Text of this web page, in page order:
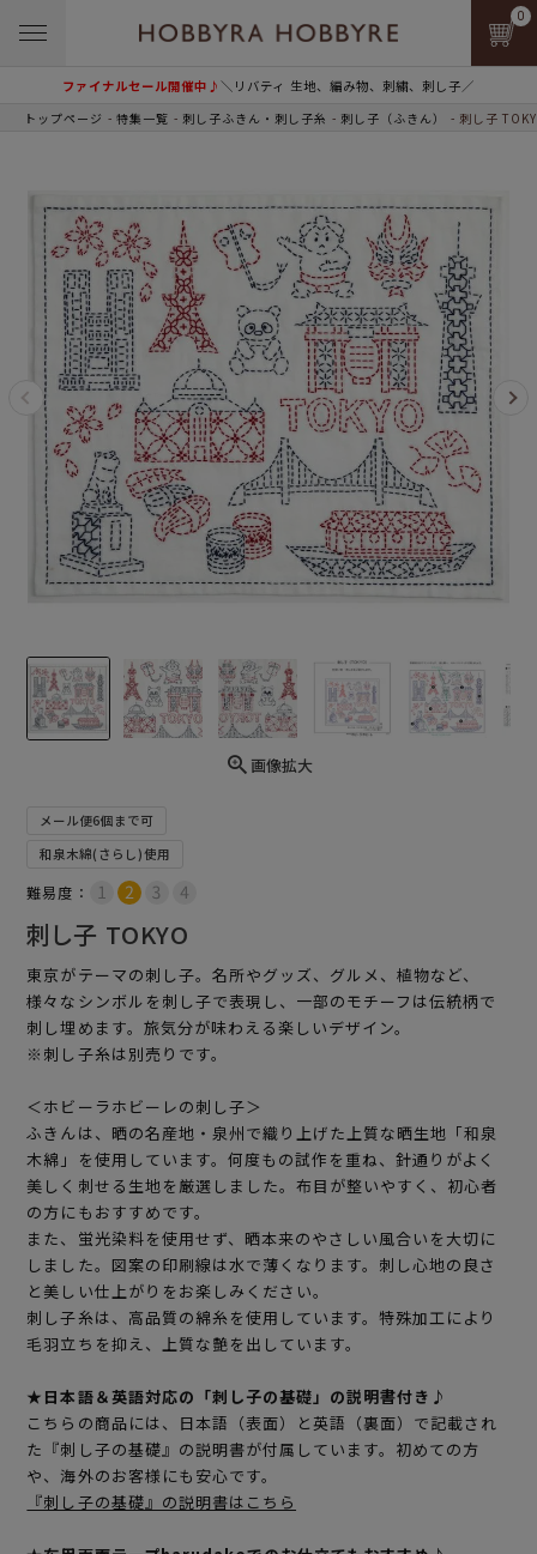
ファイナルセール開催中♪＼リバティ 生地、編み物、刺繍、刺し子／
0
トップページ 特集一覧 刺し子ふきん・刺し子糸 刺し子（ふきん） 刺し子
画像拡大
メール便6個まで可
和泉木綿(さらし)使用
難易度：
刺し子 TOKYO
東京がテーマの刺し子。名所やグッズ、グルメ、植物など、
様々なシンボルを刺し子で表現し、一部のモチーフは伝統柄で
刺し埋めます。旅気分が味わえる楽しいデザイン。
※刺し子糸は別売りです。
＜ホビーラホビーレの刺し子＞
ふきんは、晒の名産地・泉州で織り上げた上質な晒生地「和泉
木綿」を使用しています。何度もの試作を重ね、針通りがよく
美しく刺せる生地を厳選しました。布目が整いやすく、初心者
の方にもおすすめです。
また、蛍光染料を使用せず、晒本来のやさしい風合いを大切に
しました。図案の印刷線は水で薄くなります。刺し心地の良さ
と美しい仕上がりをお楽しみください。
刺し子糸は、高品質の綿糸を使用しています。特殊加工により
毛羽立ちを抑え、上質な艶を出しています。
★日本語＆英語対応の「刺し子の基礎」の説明書付き♪
こちらの商品には、日本語（表面）と英語（裏面）で記載され
た『刺し子の基礎』の説明書が付属しています。初めての方
や、海外のお客様にも安心です。
『刺し子の基礎』の説明書はこちら